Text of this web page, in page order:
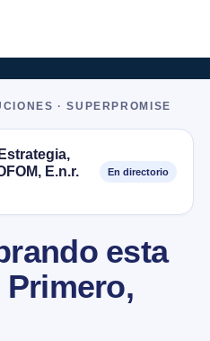
· SUPERPROMISE
E.n.r.
En directorio
esta